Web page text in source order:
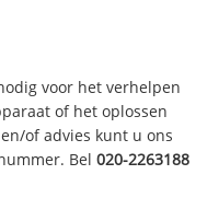
voor het verhelpen
of het oplossen
of advies kunt u ons
Bel020-2263188